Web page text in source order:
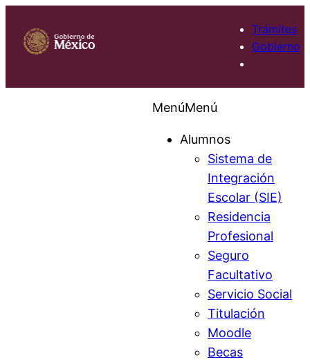
Trámites
Gobierno
MenúMenú
Alumnos
Sistema de
Integración
Escolar (SIE)
Residencia
Profesional
Seguro
Facultativo
Servicio Social
Titulación
Moodle
Becas